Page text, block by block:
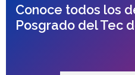
Conoce todos los
Posgrado del Tec